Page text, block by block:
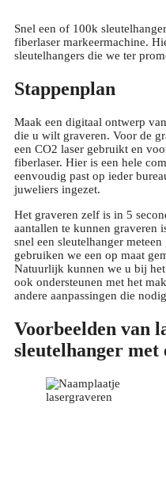
Snel een of 100k
fiberlaser markeermachine.
sleutelhangers die we ter
Stappenplan
Maak een digitaal ontwerp
die u wilt graveren. Voor de
een CO2 laser gebruikt en
fiberlaser. Hier is een hele
eenvoudig past op ieder
juweliers ingezet.
Het graveren zelf is in 5
aantallen te kunnen graveren
snel een sleutelhanger
gebruiken we een op maat
Natuurlijk kunnen we u bij
ook ondersteunen met het
andere aanpassingen die
Voorbeelden van
sleutelhanger met